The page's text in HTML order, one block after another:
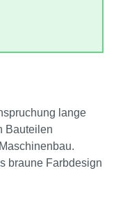
lange
Bauteilen
braune Farbdesign